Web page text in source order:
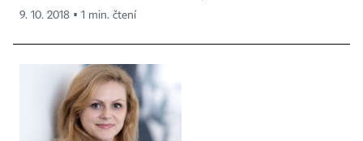
9. 10. 2018 ▪ 1 min. čtení